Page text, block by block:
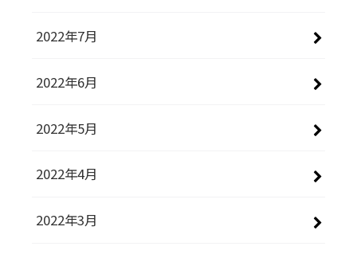
2022年7月
2022年6月
2022年5月
2022年4月
2022年3月